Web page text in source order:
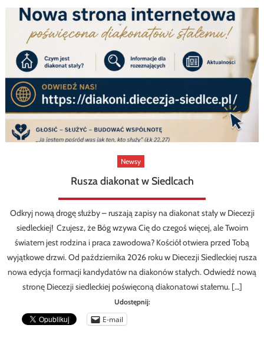
Newsy
Rusza diakonat w Siedlcach
Odkryj nową drogę służby – ruszają zapisy na diakonat stały w Diecezji
siedleckiej! Czujesz, że Bóg wzywa Cię do czegoś więcej, ale Twoim
światem jest rodzina i praca zawodowa? Kościół otwiera przed Tobą
wyjątkowe drzwi. Od października 2026 roku w Diecezji Siedleckiej rusza
nowa edycja formacji kandydatów na diakonów stałych. Odwiedź nową
stronę Diecezji siedleckiej poświęconą diakonatowi stałemu. […]
Udostępnij:
E-mail